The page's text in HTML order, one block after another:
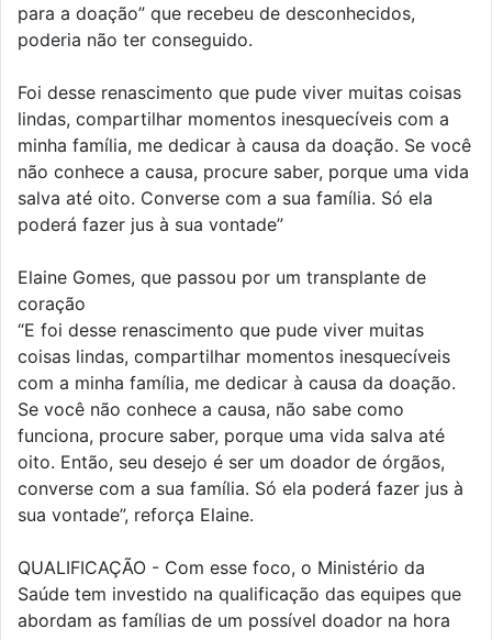
para a doação” que recebeu de desconhecidos,
poderia não ter conseguido.
Foi desse renascimento que pude viver muitas coisas
lindas, compartilhar momentos inesquecíveis com a
minha família, me dedicar à causa da doação. Se você
não conhece a causa, procure saber, porque uma vida
salva até oito. Converse com a sua família. Só ela
poderá fazer jus à sua vontade”
Elaine Gomes, que passou por um transplante de
coração
“E foi desse renascimento que pude viver muitas
coisas lindas, compartilhar momentos inesquecíveis
com a minha família, me dedicar à causa da doação.
Se você não conhece a causa, não sabe como
funciona, procure saber, porque uma vida salva até
oito. Então, seu desejo é ser um doador de órgãos,
converse com a sua família. Só ela poderá fazer jus à
sua vontade”, reforça Elaine.
QUALIFICAÇÃO - Com esse foco, o Ministério da
Saúde tem investido na qualificação das equipes que
abordam as famílias de um possível doador na hora